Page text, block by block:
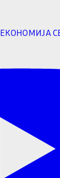
ЕКОНОМИЈА